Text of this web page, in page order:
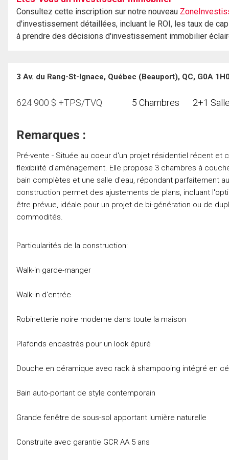
Consultez cette inscription sur notre nouveau
d'investissement détaillées, incluant le ROI, les taux de
à prendre des décisions d'investissement immobilier
3 Av. du Rang-St-Ignace, Québec (Beauport), QC, G0A 1H0
624 900 $ +TPS/TVQ 5 Chambres 2+1
Remarques :
Pré-vente - Située au coeur d'un projet résidentiel récent
flexibilité d'aménagement. Elle propose 3 chambres à
bain complètes et une salle d'eau, répondant parfaitement
construction permet des ajustements de plans, incluant
être prévue, idéale pour un projet de bi-génération ou de
commodités.
Particularités de la construction:
Walk-in garde-manger
Walk-in d'entrée
Robinetterie noire moderne dans toute la maison
Plafonds encastrés pour un look épuré
Douche en céramique avec rack à shampooing intégré en
Bain auto-portant de style contemporain
Grande fenêtre de sous-sol apportant lumière naturelle
Construite avec garantie GCR AA 5 ans